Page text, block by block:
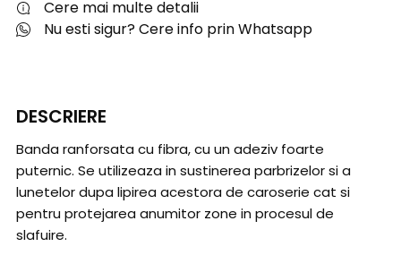
Cere mai multe detalii
Nu esti sigur? Cere info prin Whatsapp
DESCRIERE
Banda ranforsata cu fibra, cu un adeziv foarte
puternic. Se utilizeaza in sustinerea parbrizelor si a
lunetelor dupa lipirea acestora de caroserie cat si
pentru protejarea anumitor zone in procesul de
slafuire.